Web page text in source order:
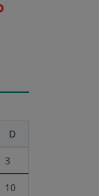
D
3
10